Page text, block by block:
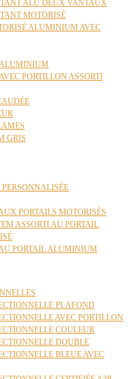
ALU DEUX VANTAUX
MOTORISÉ
ALUMINIUM AVEC
PORTILLON ASSORTI
GRIS
PORTAILS MOTORISÉS
ASSORTI AU PORTAIL
PORTAIL ALUMINIUM
PLAFOND
AVEC PORTILLON
COULEUR
DOUBLE
BLEUE AVEC